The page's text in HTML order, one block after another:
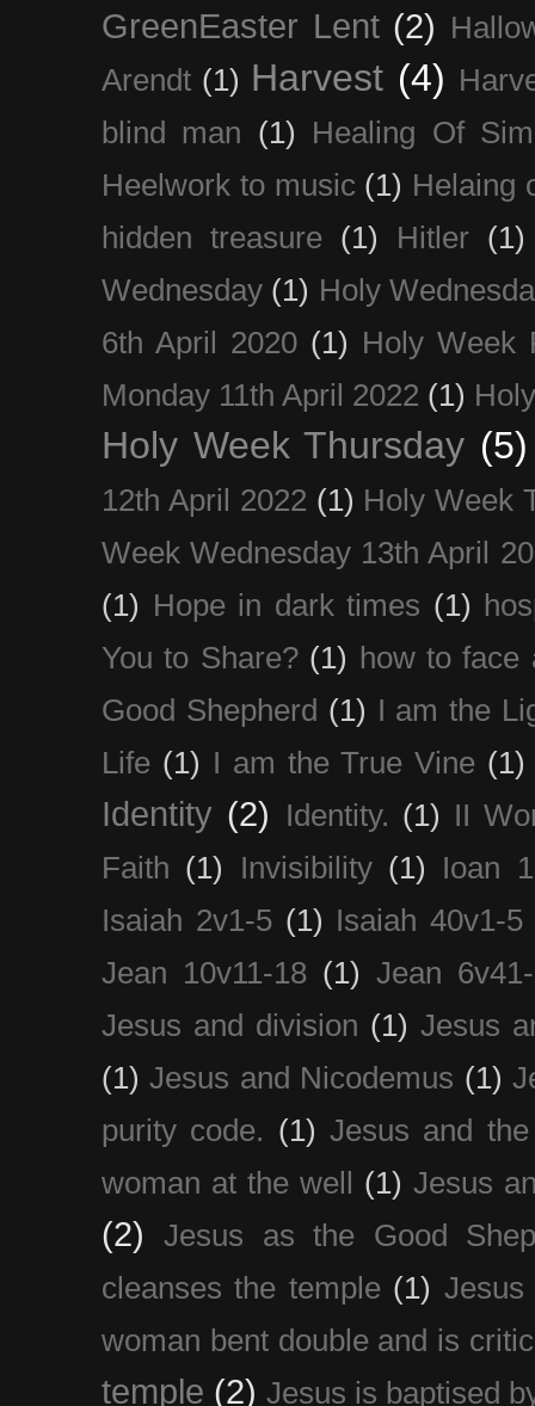
GreenEaster Lent (2)
Arendt (1) Harvest (4)
blind man (1)
Healing Of
Heelwork to music (1) Helaing
hidden treasure
(1) Hitler
(1)
Wednesday (1) Holy
6th April 2020 (1) Holy Week
Monday 11th April 2022 (1)
Holy Week Thursday (5)
12th April 2022 (1) Holy Week
Week Wednesday 13th April
(1) Hope in dark times (1)
You to Share? (1) how to face
Good Shepherd (1) I am the
Life (1) I am the True Vine (1)
Identity (2) Identity. (1) II
Faith (1) Invisibility (1)
Ioan
Isaiah 2v1-5 (1) Isaiah 40v1-5
Jean 10v11-18 (1) Jean
Jesus and division (1) Jesus
(1) Jesus and Nicodemus (1)
purity code. (1) Jesus and
woman at the well (1) Jesus
(2)
Jesus as the Good
cleanses the temple (1)
woman bent double and is
temple (2) Jesus is baptised